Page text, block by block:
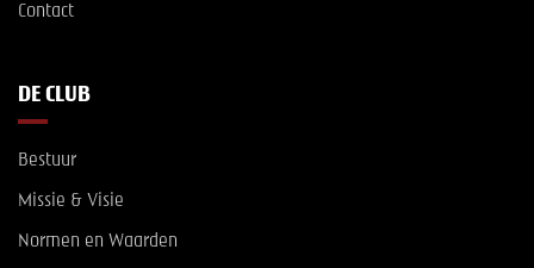
Contact
DE CLUB
Bestuur
Missie & Visie
Normen en Waarden